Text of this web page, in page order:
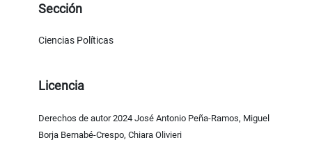
Sección
Ciencias Políticas
Licencia
Derechos de autor 2024 José Antonio Peña-Ramos, Miguel
Borja Bernabé-Crespo, Chiara Olivieri